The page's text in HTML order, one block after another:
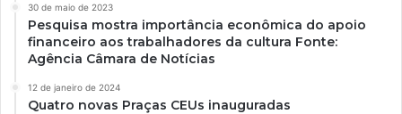
30 de maio de 2023
Pesquisa mostra importância econômica do apoio
financeiro aos trabalhadores da cultura Fonte:
Agência Câmara de Notícias
12 de janeiro de 2024
Quatro novas Praças CEUs inauguradas